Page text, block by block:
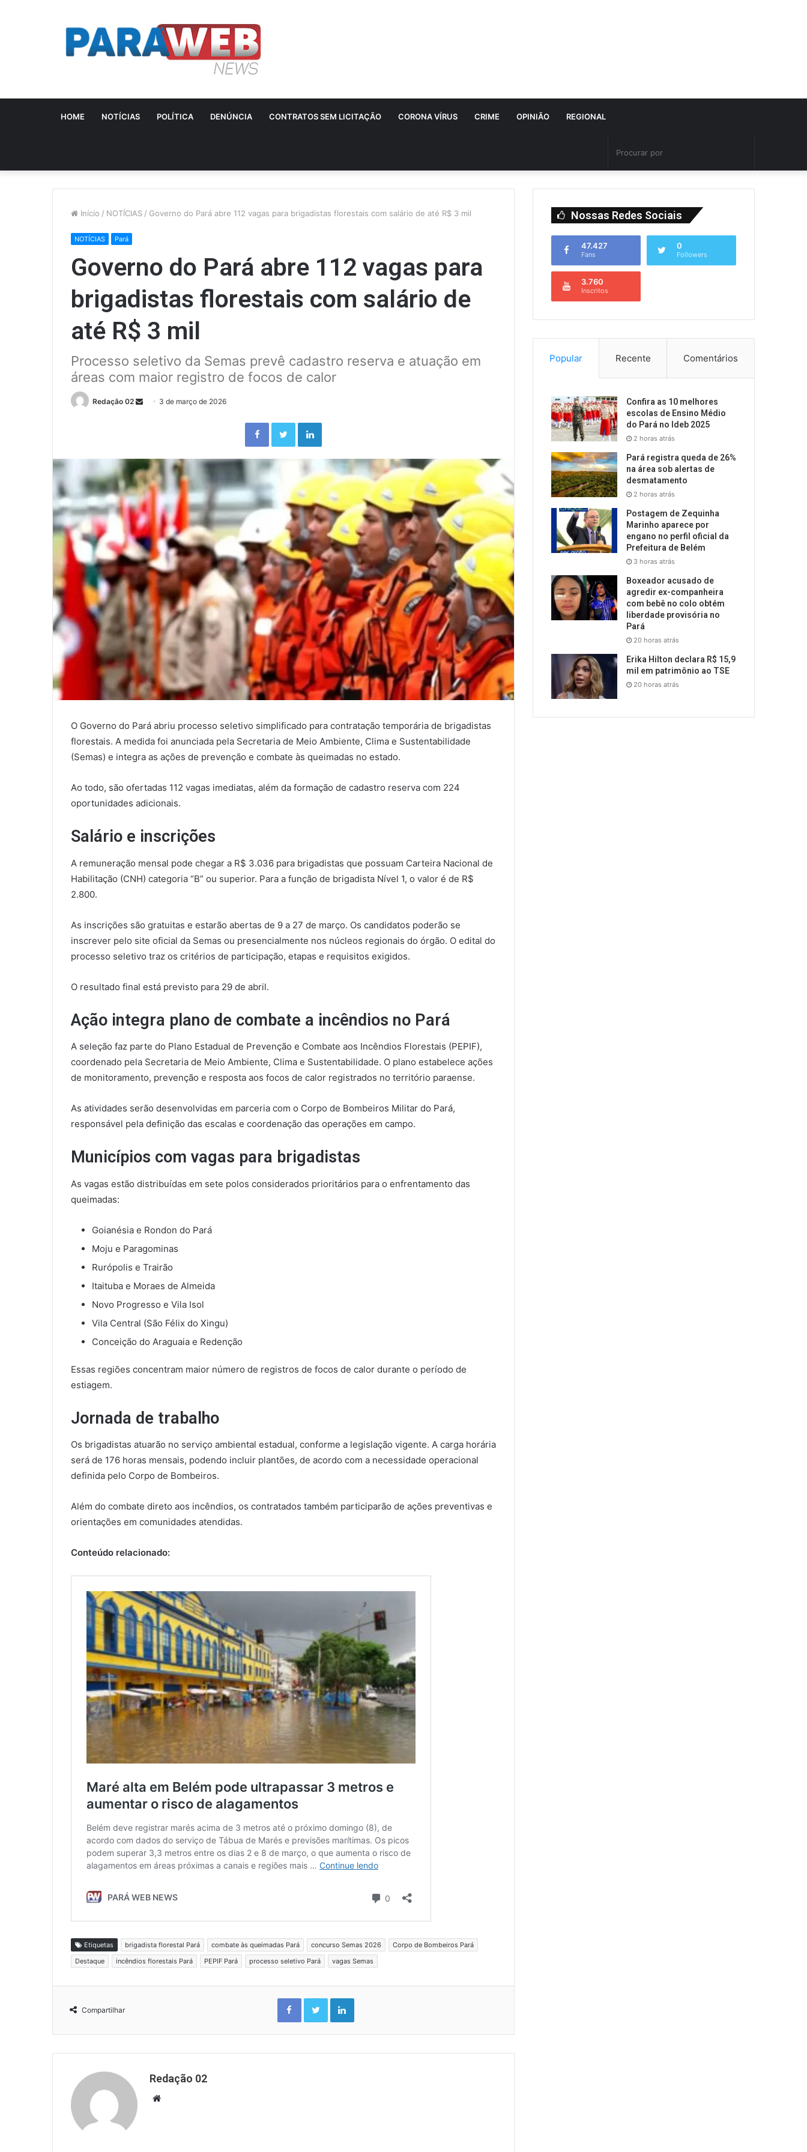
HOME NOTÍCIAS POLÍTICA DENÚNCIA CONTRATOS SEM LICITAÇÃO CORONA VÍRUS CRIME OPINIÃO REGIONAL
Início / NOTÍCIAS / Governo do Pará abre 112 vagas para brigadistas florestais com salário de até R$ 3 mil
NOTÍCIAS Pará
Governo do Pará abre 112 vagas para
brigadistas florestais com salário de
até R$ 3 mil
Processo seletivo da Semas prevê cadastro reserva e atuação em
áreas com maior registro de focos de calor
Redação 02
Send 3 de março de 2026
FacebookTwitterLinkedin
O Governo do Pará abriu processo seletivo simplificado para contratação temporária de brigadistas
florestais. A medida foi anunciada pela Secretaria de Meio Ambiente, Clima e Sustentabilidade
(Semas) e integra as ações de prevenção e combate às queimadas no estado.
Ao todo, são ofertadas 112 vagas imediatas, além da formação de cadastro reserva com 224
oportunidades adicionais.
Salário e inscrições
A remuneração mensal pode chegar a R$ 3.036 para brigadistas que possuam Carteira Nacional de
Habilitação (CNH) categoria “B” ou superior. Para a função de brigadista Nível 1, o valor é de R$
2.800.
As inscrições são gratuitas e estarão abertas de 9 a 27 de março. Os candidatos poderão se
inscrever pelo site oficial da Semas ou presencialmente nos núcleos regionais do órgão. O edital do
processo seletivo traz os critérios de participação, etapas e requisitos exigidos.
O resultado final está previsto para 29 de abril.
Ação integra plano de combate a incêndios no Pará
A seleção faz parte do Plano Estadual de Prevenção e Combate aos Incêndios Florestais (PEPIF),
coordenado pela Secretaria de Meio Ambiente, Clima e Sustentabilidade. O plano estabelece ações
de monitoramento, prevenção e resposta aos focos de calor registrados no território paraense.
As atividades serão desenvolvidas em parceria com o Corpo de Bombeiros Militar do Pará,
responsável pela definição das escalas e coordenação das operações em campo.
Municípios com vagas para brigadistas
As vagas estão distribuídas em sete polos considerados prioritários para o enfrentamento das
queimadas:
Goianésia e Rondon do Pará
Moju e Paragominas
Rurópolis e Trairão
Itaituba e Moraes de Almeida
Novo Progresso e Vila Isol
Vila Central (São Félix do Xingu)
Conceição do Araguaia e Redenção
Essas regiões concentram maior número de registros de focos de calor durante o período de
estiagem.
Jornada de trabalho
Os brigadistas atuarão no serviço ambiental estadual, conforme a legislação vigente. A carga horária
será de 176 horas mensais, podendo incluir plantões, de acordo com a necessidade operacional
definida pelo Corpo de Bombeiros.
Além do combate direto aos incêndios, os contratados também participarão de ações preventivas e
orientações em comunidades atendidas.
Conteúdo relacionado:
Etiquetas brigadista florestal Pará combate às queimadas Pará concurso Semas 2026
Corpo de Bombeiros Pará
Destaque
incêndios florestais Pará PEPIF Pará processo seletivo Pará vagas Semas
Compartilhar
FacebookTwitterLinkedin
Redação 02
Website
Nossas Redes Sociais
47.427
Fans
0
Followers
3.760
Inscritos
Popular Recente Comentários
Confira as 10 melhores
escolas de Ensino Médio
do Pará no Ideb 2025
2 horas atrás
Pará registra queda de 26%
na área sob alertas de
desmatamento
2 horas atrás
Postagem de Zequinha
Marinho aparece por
engano no perfil oficial da
Prefeitura de Belém
3 horas atrás
Boxeador acusado de
agredir ex-companheira
com bebê no colo obtém
liberdade provisória no
Pará
20 horas atrás
Erika Hilton declara R$ 15,9
mil em patrimônio ao TSE
20 horas atrás